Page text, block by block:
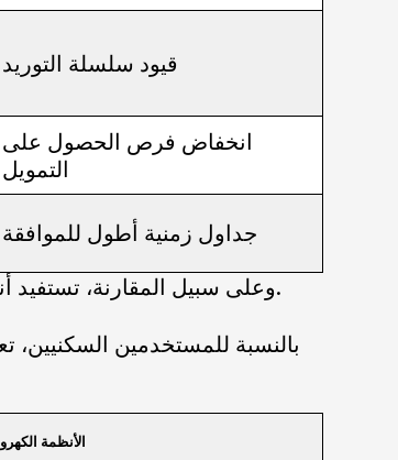
قيود سلسلة التوريد
انخفاض فرص الحصول على
التمويل
جداول زمنية أطول للموافقة
وعلى سبيل المقارنة، تستفيد أنظمة مولدات الطاقة الشمسية الكهروضوئية من نطاق التصنيع العالمي والتسعير المتوقع ونماذج التمويل الراسخة.
بالنسبة للمستخدمين السكنيين،
الأنظمة